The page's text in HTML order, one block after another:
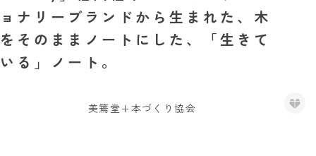
ョナリーブランドから生まれた、木
をそのままノートにした、「生きて
いる」ノート。
美篶堂+本づくり協会